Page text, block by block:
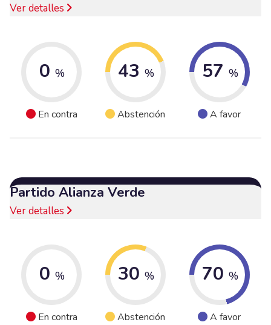
Ver detalles
0 %
En contra
43 %
Abstención
57 %
A favor
Partido Alianza Verde
Ver detalles
0 %
En contra
30 %
Abstención
70 %
A favor